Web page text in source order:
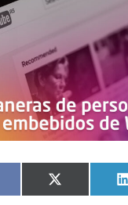
X
(Twitter)